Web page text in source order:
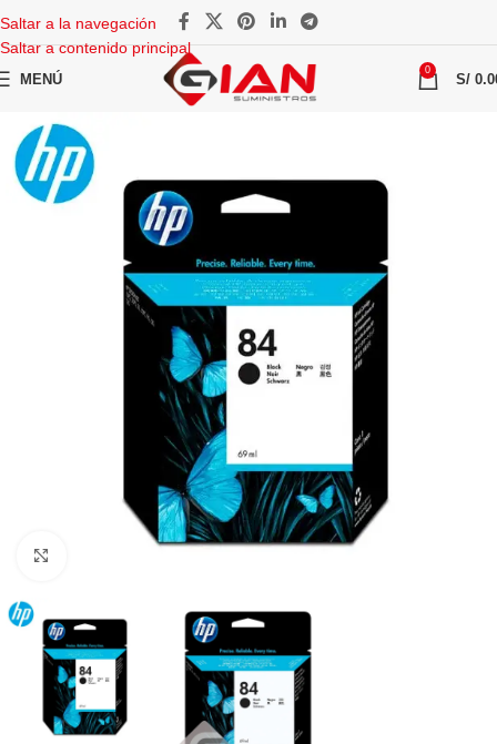
Saltar a la navegación
Saltar a contenido principal
MENÚ
0
S/